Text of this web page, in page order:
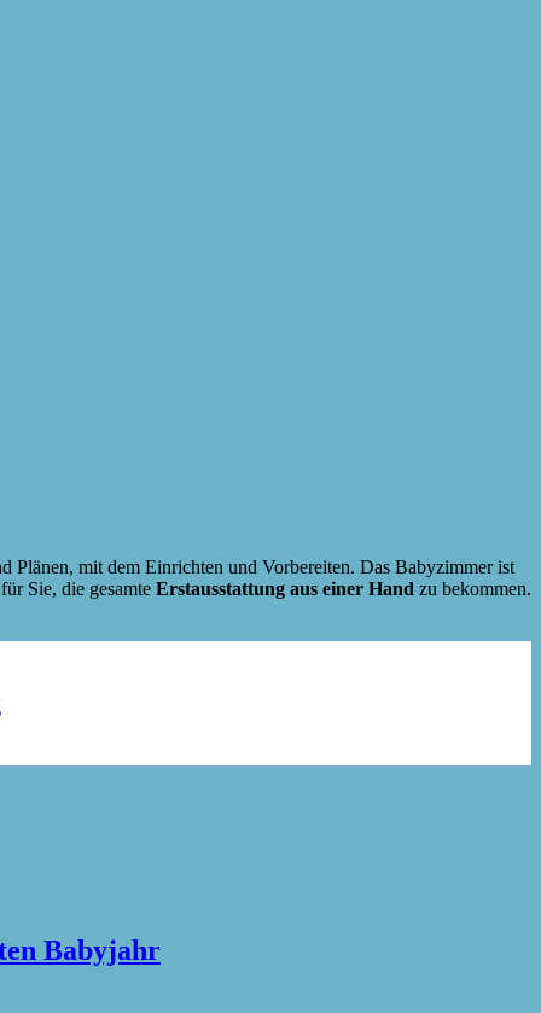
mit dem Einrichten und Vorbereiten. Das Babyzimmer ist
Sie, die gesamte Erstausstattung aus einer Hand zu bekommen.
Babyjahr